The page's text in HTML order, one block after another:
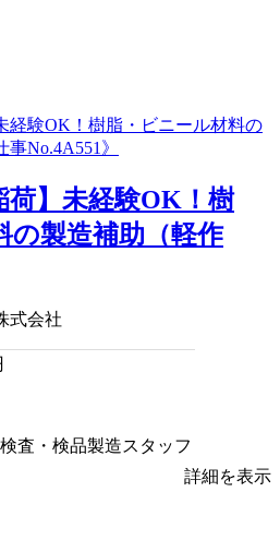
荷】未経験OK！樹
の製造補助（軽作
式会社
査・検品製造スタッフ
詳細を表示